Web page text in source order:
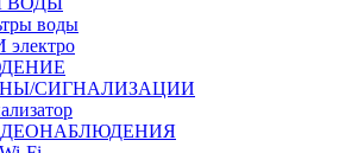
воды
СИГНАЛИЗАЦИИ